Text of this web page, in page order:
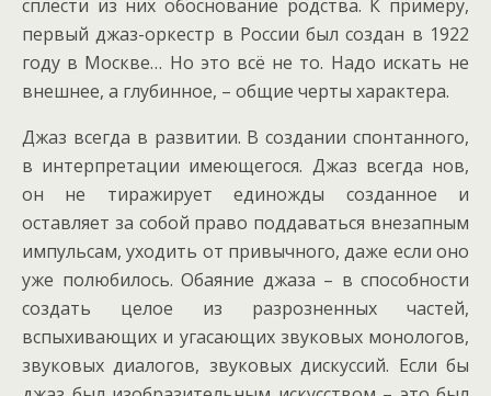
сплести из них обоснование родства. К примеру,
первый джаз-оркестр в России был создан в 1922
году в Москве… Но это всё не то. Надо искать не
внешнее, а глубинное, – общие черты характера.
Джаз всегда в развитии. В создании спонтанного,
в интерпретации имеющегося. Джаз всегда нов,
он не тиражирует единожды созданное и
оставляет за собой право поддаваться внезапным
импульсам, уходить от привычного, даже если оно
уже полюбилось. Обаяние джаза – в способности
создать целое из разрозненных частей,
вспыхивающих и угасающих звуковых монологов,
звуковых диалогов, звуковых дискуссий. Если бы